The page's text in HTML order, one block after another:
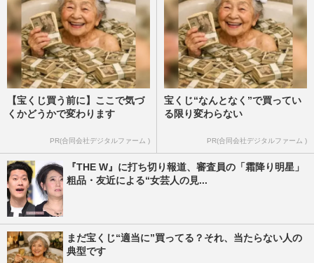
【宝くじ買う前に】ここで気づ
くかどうかで変わります
PR(合同会社デジタルファーム )
宝くじ“なんとなく”で買ってい
る限り変わらない
PR(合同会社デジタルファーム )
『THE W』に打ち切り報道、審査員の「霜降り明星」
粗品・友近による“女芸人の見...
まだ宝くじ“適当に”買ってる？それ、当たらない人の
典型です